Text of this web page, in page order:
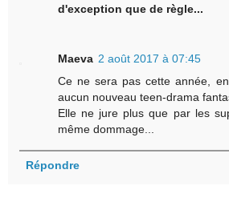
d'exception que de règle...
Maeva 2 août 2017 à 07:45
Ce ne sera pas cette année,
aucun nouveau teen-drama
Elle ne jure plus que par les
même dommage...
Répondre